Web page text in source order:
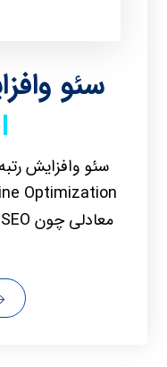
سئو
سئو وافزایش